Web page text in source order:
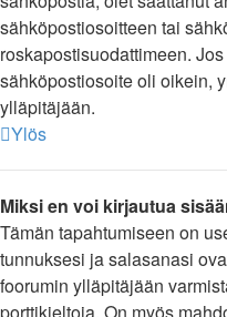
sähköpostiosoitteen tai
roskapostisuodattimeen.
sähköpostiosoite oli oikein,
ylläpitäjään.
Ylös
Miksi en voi kirjautua
Tämän tapahtumiseen on
tunnuksesi ja salasanasi
foorumin ylläpitäjään